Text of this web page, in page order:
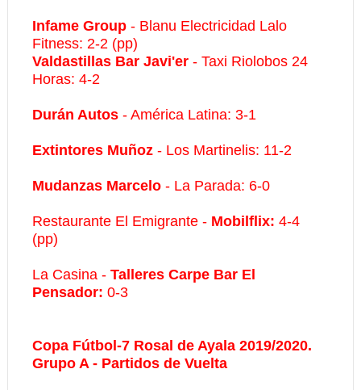
Infame Group - Blanu Electricidad Lalo
Fitness: 2-2 (pp)
Valdastillas Bar Javi'er - Taxi Riolobos 24
Horas: 4-2
Durán Autos- América Latina: 3-1
Extintores Muñoz- Los Martinelis: 11-2
Mudanzas Marcelo- La Parada: 6-0
Restaurante El Emigrante - Mobilflix: 4-4
(pp)
La Casina - Talleres Carpe Bar El
Pensador: 0-3
Copa Fútbol-7 Rosal de Ayala 2019/2020.
Grupo A - Partidos de Vuelta